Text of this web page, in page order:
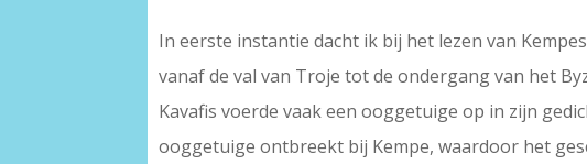
In eerste instantie dacht ik bij het lezen van
vanaf de val van Troje tot de ondergang van het
Kavafis voerde vaak een ooggetuige op in zijn
ooggetuige ontbreekt bij Kempe, waardoor het